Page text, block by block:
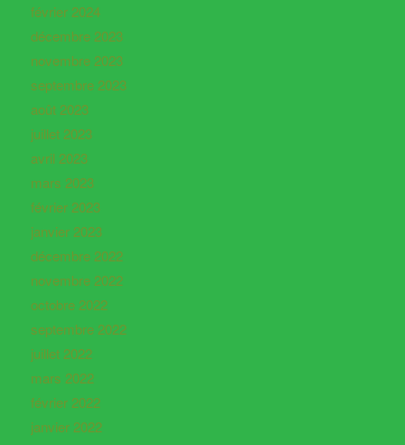
février 2024
décembre 2023
novembre 2023
septembre 2023
août 2023
juillet 2023
avril 2023
mars 2023
février 2023
janvier 2023
décembre 2022
novembre 2022
octobre 2022
septembre 2022
juillet 2022
mars 2022
février 2022
janvier 2022